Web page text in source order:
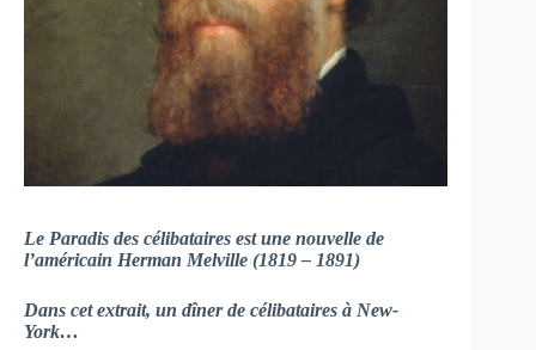
Le Paradis des célibataires est une nouvelle de
l’américain Herman Melville (1819 – 1891)
Dans cet extrait, un dîner de célibataires à New-
York…